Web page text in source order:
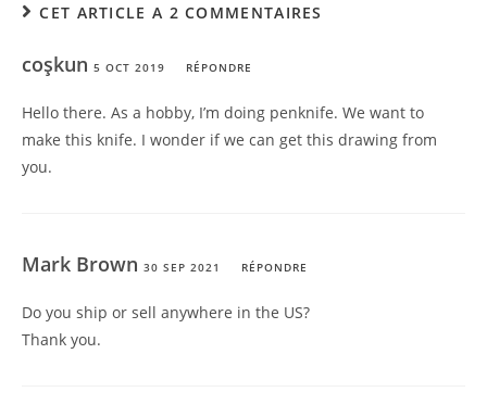
CET ARTICLE A 2 COMMENTAIRES
coşkun 5 OCT 2019 RÉPONDRE
Hello there. As a hobby, I’m doing penknife. We want to
make this knife. I wonder if we can get this drawing from
you.
Mark Brown 30 SEP 2021 RÉPONDRE
Do you ship or sell anywhere in the US?
Thank you.